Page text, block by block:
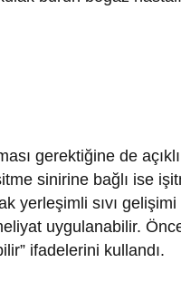
gerektiğine de
sinirine bağlı ise
yerleşimli sıvı
uygulanabilir.
ifadelerini kullandı.